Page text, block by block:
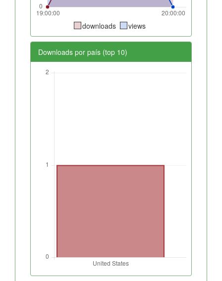
downloads views
Downloads por país (top 10)